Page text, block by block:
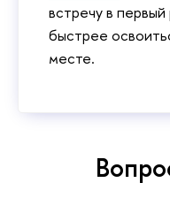
встречу в
быстрее
месте.